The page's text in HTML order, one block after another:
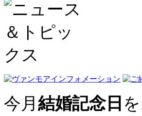
今月 結婚記念日